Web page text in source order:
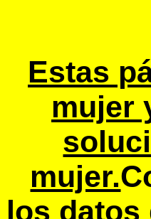
Estas
mujer
mujer.
los datos